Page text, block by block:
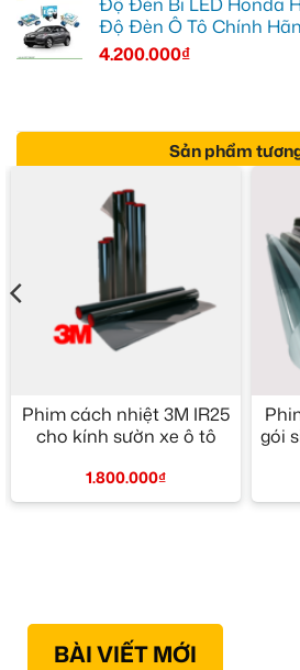
Độ Đèn Ô Tô Chính
4.200.000₫
Sản phẩm
Phim cách nhiệt 3M IR25
cho kính sườn xe ô tô
1.800.000₫
gói
BÀI VIẾT MỚI